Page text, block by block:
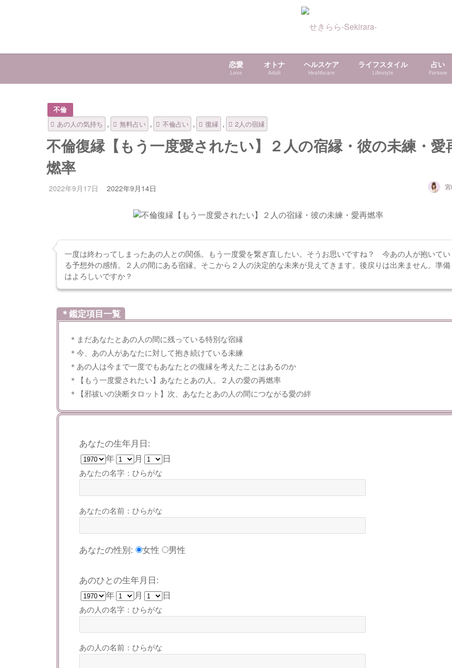
恋愛
Love
オトナ
Adult
ヘルスケア
Healthcare
ライフスタイル
Lifestyle
占い
Fortune
不倫
あの人の気持ち , 無料占い , 不倫占い , 復縁 , 2人の宿縁
不倫復縁【もう一度愛されたい】２人の宿縁・彼の未練・愛
燃率
2022年9月17日 2022年9月14日
一度は終わってしまったあの人との関係。もう一度愛を繋ぎ直したい。そうお思いですね？ 今あの人が抱いてい
る予想外の感情。２人の間にある宿縁。そこから２人の決定的な未来が見えてきます。後戻りは出来ません。準備
はよろしいですか？
＊鑑定項目一覧
＊まだあなたとあの人の間に残っている特別な宿縁
＊今、あの人があなたに対して抱き続けている未練
＊あの人は今まで一度でもあなたとの復縁を考えたことはあるのか
＊【もう一度愛されたい】あなたとあの人。２人の愛の再燃率
＊【邪祓いの決断タロット】次、あなたとあの人の間につながる愛の絆
あなたの生年月日:
年
月 日
あなたの名字：ひらがな
あなたの名前：ひらがな
あなたの性別: 女性 男性
あのひとの生年月日:
年
月 日
あの人の名字：ひらがな
あの人の名前：ひらがな